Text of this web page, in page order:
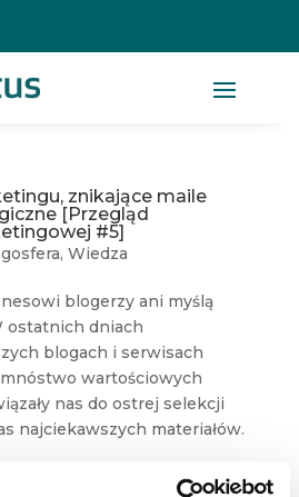
znikające maile
[Przegląd
#5]
, Wiedza
blogerzy ani myślą
ostatnich dniach
blogach i serwisach
wartościowych
nas do ostrej selekcji
najciekawszych materiałów.